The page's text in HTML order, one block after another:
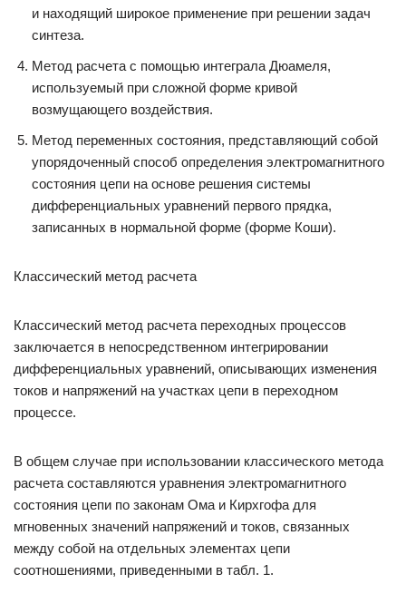
и находящий широкое применение при решении задач
синтеза.
Метод расчета с помощью интеграла Дюамеля,
используемый при сложной форме кривой
возмущающего воздействия.
Метод переменных состояния, представляющий собой
упорядоченный способ определения электромагнитного
состояния цепи на основе решения системы
дифференциальных уравнений первого прядка,
записанных в нормальной форме (форме Коши).
Классический метод расчета
Классический метод расчета переходных процессов
заключается в непосредственном интегрировании
дифференциальных уравнений, описывающих изменения
токов и напряжений на участках цепи в переходном
процессе.
В общем случае при использовании классического метода
расчета составляются уравнения электромагнитного
состояния цепи по законам Ома и Кирхгофа для
мгновенных значений напряжений и токов, связанных
между собой на отдельных элементах цепи
соотношениями, приведенными в табл. 1.